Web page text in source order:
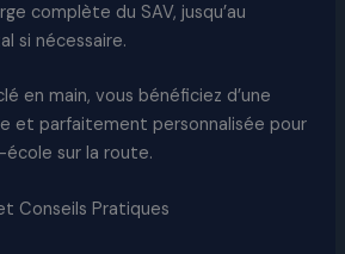
complète du SAV, jusqu’au
si nécessaire.
en main, vous bénéficiez d’une
et parfaitement personnalisée pour
sur la route.
Conseils Pratiques